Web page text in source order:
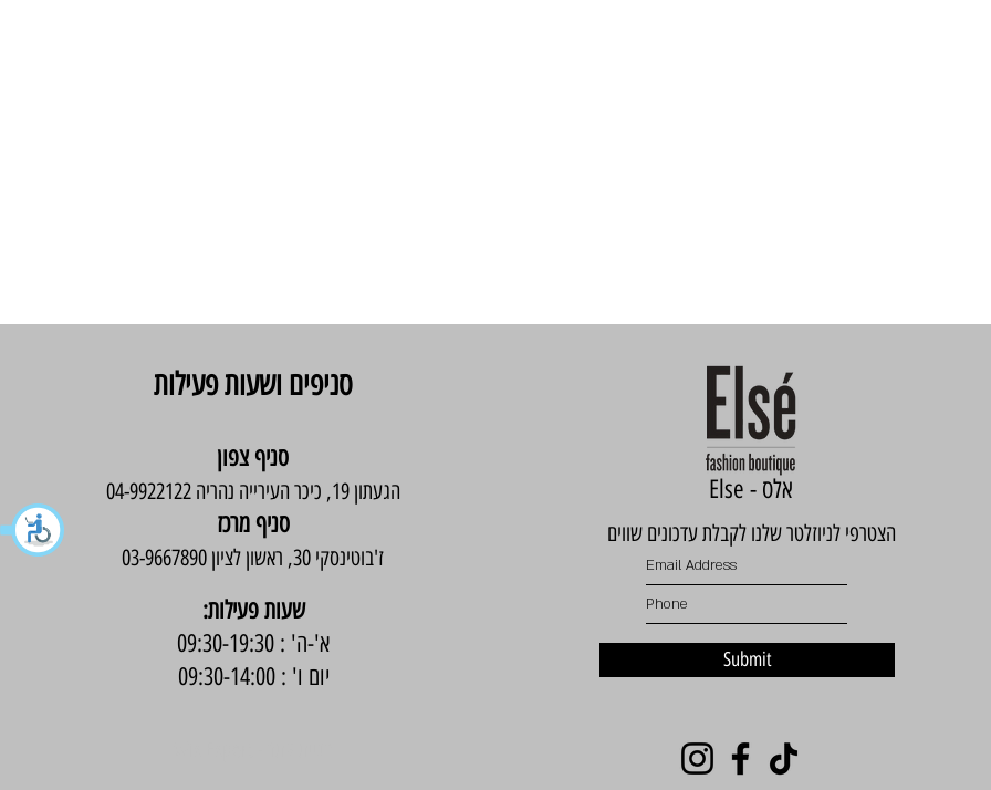
סניפים ושעות פעילות
סניף צפון
הגעתון 19, כיכר העירייה נהריה 04-9922122
סניף מרכז
ז'בוטינסקי 30, ראשון לציון 03-9667890
:שעות פעילות
א'-ה' : 09:30-19:30
יום ו' : 09:30-14:00
Else - אלס
הצטרפי לניוזלטר שלנו לקבלת עדכונים שווים
Submit